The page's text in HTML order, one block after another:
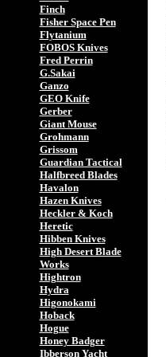
Finch
Fisher Space Pen
Flytanium
FOBOS Knives
Fred Perrin
G.Sakai
Ganzo
GEO Knife
Gerber
Giant Mouse
Grohmann
Grissom
Guardian Tactical
Halfbreed Blades
Havalon
Hazen Knives
Heckler & Koch
Heretic
Hibben Knives
High Desert Blade
Works
Hightron
Hydra
Higonokami
Hoback
Hogue
Honey Badger
Ibberson Yacht